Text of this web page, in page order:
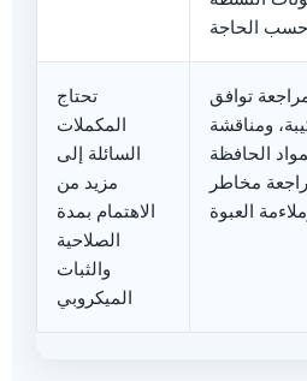
حسب الحاجة
توافق
ومناقشة
الحافظة
مخاطر
العبوة
تحتاج
المكملات
السائلة إلى
مزيد من
الاهتمام بمدة
الصلاحية
والثبات
الميكروبي